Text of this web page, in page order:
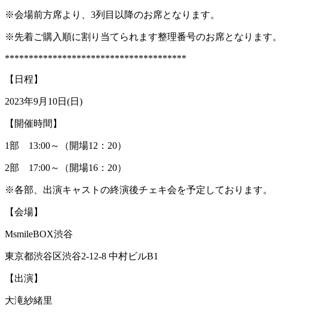
※会場前方席より、3列目以降のお席となります。
※先着ご購入順に割り当てられます整理番号のお席となります。
**************************************
【日程】
2023年9月10日(日)
【開催時間】
1部 13:00～（開場12：20）
2部 17:00～（開場16：20）
※各部、出演キャストの終演後チェキ会を予定しております。
【会場】
MsmileBOX渋谷
東京都渋谷区渋谷2-12-8 中村ビルB1
【出演】
大滝紗緒里